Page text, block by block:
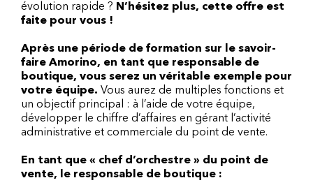
évolution rapide ? N’hésitez plus, cette offre est
faite pour vous !
Après une période de formation sur le savoir-
faire Amorino, en tant que responsable de
boutique, vous serez un véritable exemple pour
votre équipe. Vous aurez de multiples fonctions et
un objectif principal : à l’aide de votre équipe,
développer le chiffre d’affaires en gérant l’activité
administrative et commerciale du point de vente.
En tant que « chef d’orchestre » du point de
vente, le responsable de boutique :